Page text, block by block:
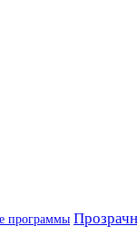
программы